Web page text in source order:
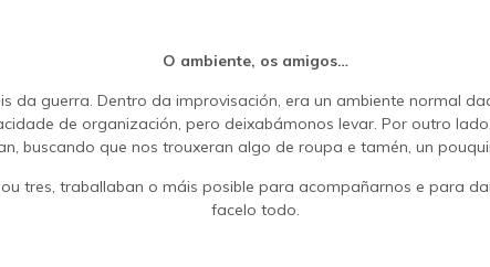
O ambiente, os amigos…
da guerra. Dentro da improvisación, era un ambiente normal
de organización, pero deixabámonos levar. Por outro
buscando que nos trouxeran algo de roupa e tamén, un
tres, traballaban o máis posible para acompañarnos e para
facelo todo.